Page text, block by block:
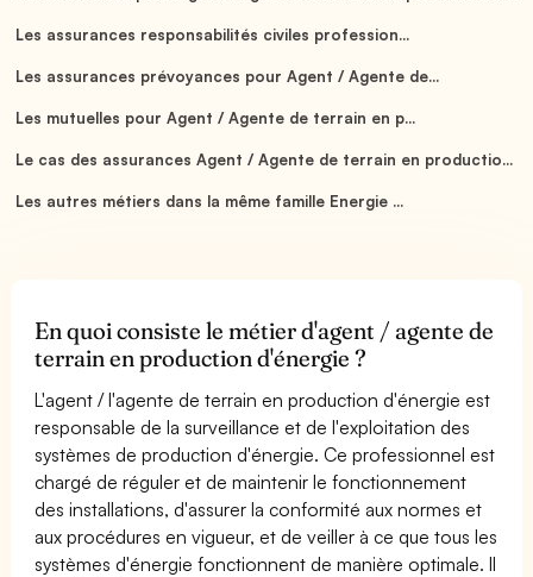
Les assurances responsabilités civiles profession...
Les assurances prévoyances pour Agent / Agente de...
Les mutuelles pour Agent / Agente de terrain en p...
Le cas des assurances Agent / Agente de terrain en productio...
Les autres métiers dans la même famille Energie ...
En quoi consiste le métier d'agent / agente de
terrain en production d'énergie ?
L'agent / l'agente de terrain en production d'énergie est
responsable de la surveillance et de l'exploitation des
systèmes de production d'énergie. Ce professionnel est
chargé de réguler et de maintenir le fonctionnement
des installations, d'assurer la conformité aux normes et
aux procédures en vigueur, et de veiller à ce que tous les
systèmes d'énergie fonctionnent de manière optimale. Il